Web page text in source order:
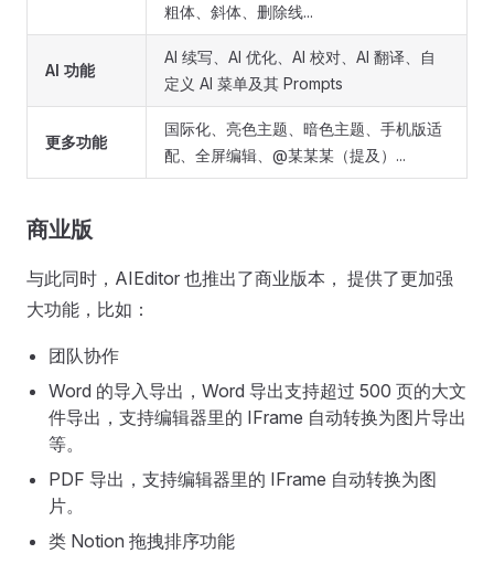
粗体、斜体、删除线...
AI 功能
AI 续写、AI 优化、AI 校对、AI 翻译、自
定义 AI 菜单及其 Prompts
更多功能
国际化、亮色主题、暗色主题、手机版适
配、全屏编辑、@某某某（提及）...
商业版
与此同时，AIEditor 也推出了商业版本， 提供了更加强
大功能，比如：
团队协作
Word 的导入导出，Word 导出支持超过 500 页的大文
件导出，支持编辑器里的 IFrame 自动转换为图片导出
等。
PDF 导出，支持编辑器里的 IFrame 自动转换为图
片。
类 Notion 拖拽排序功能